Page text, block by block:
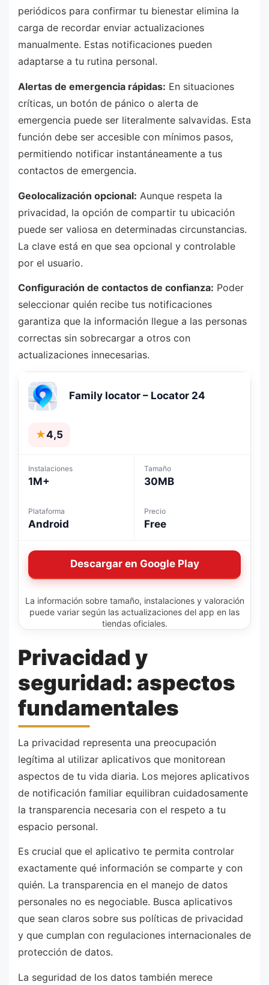
periódicos para confirmar tu bienestar elimina la
carga de recordar enviar actualizaciones
manualmente. Estas notificaciones pueden
adaptarse a tu rutina personal.
Alertas de emergencia rápidas: En situaciones
críticas, un botón de pánico o alerta de
emergencia puede ser literalmente salvavidas. Esta
función debe ser accesible con mínimos pasos,
permitiendo notificar instantáneamente a tus
contactos de emergencia.
Geolocalización opcional: Aunque respeta la
privacidad, la opción de compartir tu ubicación
puede ser valiosa en determinadas circunstancias.
La clave está en que sea opcional y controlable
por el usuario.
Configuración de contactos de confianza: Poder
seleccionar quién recibe tus notificaciones
garantiza que la información llegue a las personas
correctas sin sobrecargar a otros con
actualizaciones innecesarias.
Family locator – Locator 24
★4,5
Instalaciones
1M+
Tamaño
30MB
Plataforma
Android
Precio
Free
Descargar en Google Play
La información sobre tamaño, instalaciones y valoración
puede variar según las actualizaciones del app en las
tiendas oficiales.
Privacidad y
seguridad: aspectos
fundamentales
La privacidad representa una preocupación
legítima al utilizar aplicativos que monitorean
aspectos de tu vida diaria. Los mejores aplicativos
de notificación familiar equilibran cuidadosamente
la transparencia necesaria con el respeto a tu
espacio personal.
Es crucial que el aplicativo te permita controlar
exactamente qué información se comparte y con
quién. La transparencia en el manejo de datos
personales no es negociable. Busca aplicativos
que sean claros sobre sus políticas de privacidad
y que cumplan con regulaciones internacionales de
protección de datos.
La seguridad de los datos también merece